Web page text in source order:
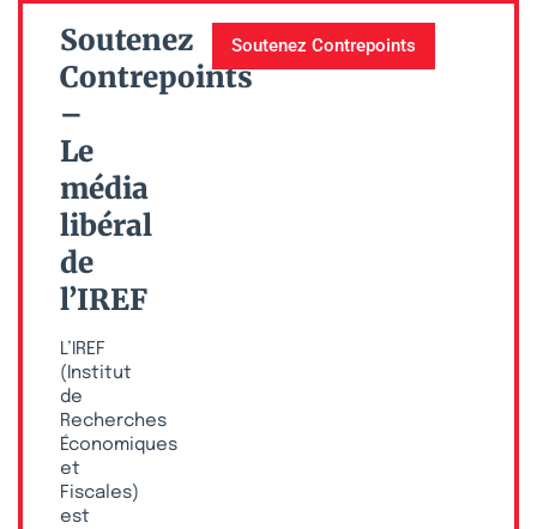
Soutenez
Contrepoints
–
Le
média
libéral
de
l’IREF
L’IREF
(Institut
de
Recherches
Économiques
et
Fiscales)
est
Soutenez Contrepoints